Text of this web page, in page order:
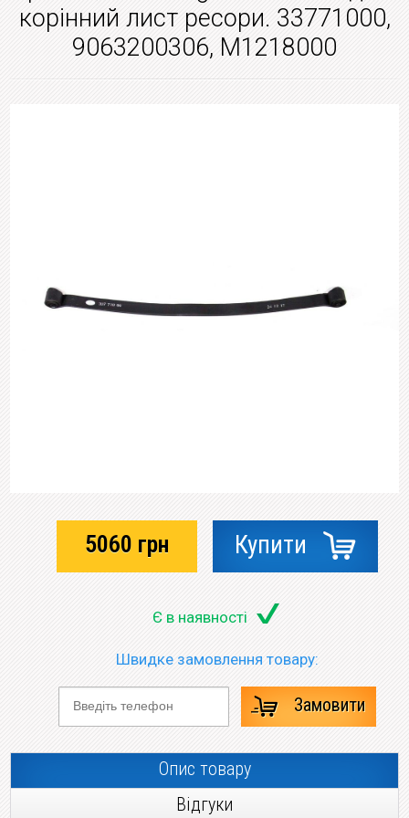
корінний лист ресори. 33771000,
9063200306, M1218000
5060 грн Купити
Є в наявності
Швидке замовлення товару:
Замовити
Опис товару
Відгуки